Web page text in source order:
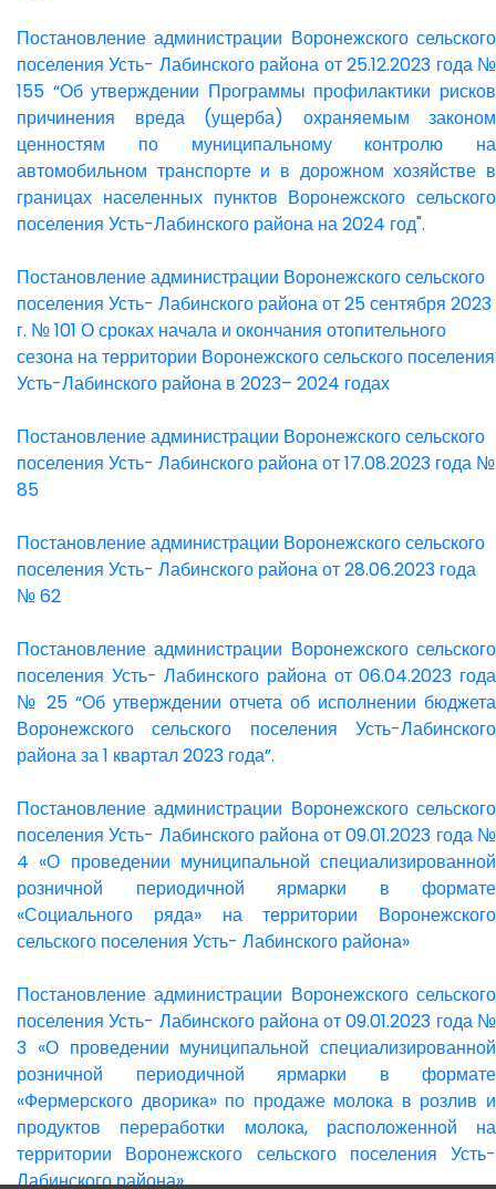
Постановление администрации Воронежского сельского
поселения Усть- Лабинского района от 25.12.2023 года №
155 “Об утверждении Программы профилактики рисков
причинения вреда (ущерба) охраняемым законом
ценностям по муниципальному контролю на
автомобильном транспорте и в дорожном хозяйстве в
границах населенных пунктов Воронежского сельского
поселения Усть-Лабинского района на 2024 год".
Постановление администрации Воронежского сельского
поселения Усть- Лабинского района от 25 сентября 2023
г. № 101 О сроках начала и окончания отопительного
сезона на территории Воронежского сельского поселения
Усть-Лабинского района в 2023– 2024 годах
Постановление администрации Воронежского сельского
поселения Усть- Лабинского района от 17.08.2023 года №
85
Постановление администрации Воронежского сельского
поселения Усть- Лабинского района от 28.06.2023 года
№ 62
Постановление администрации Воронежского сельского
поселения Усть- Лабинского района от 06.04.2023 года
№ 25 “Об утверждении отчета об исполнении бюджета
Воронежского сельского поселения Усть-Лабинского
района за 1 квартал 2023 года”.
Постановление администрации Воронежского сельского
поселения Усть- Лабинского района от 09.01.2023 года №
4 «О проведении муниципальной специализированной
розничной периодичной ярмарки в формате
«Социального ряда» на территории Воронежского
сельского поселения Усть- Лабинского района»
Постановление администрации Воронежского сельского
поселения Усть- Лабинского района от 09.01.2023 года №
3 «О проведении муниципальной специализированной
розничной периодичной ярмарки в формате
«Фермерского дворика» по продаже молока в розлив и
продуктов переработки молока, расположенной на
территории Воронежского сельского поселения Усть-
Лабинского района»